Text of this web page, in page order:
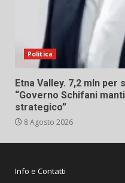
Politica
Etna Valley. 7,2 mln
“Governo Schifani
strategico”
8 Agosto 2026
Info e Contatti